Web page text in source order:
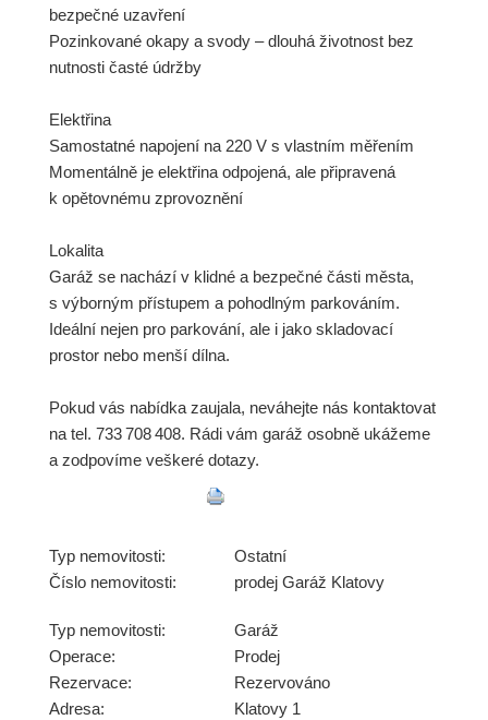
bezpečné uzavření
Pozinkované okapy a svody – dlouhá životnost bez
nutnosti časté údržby
Elektřina
Samostatné napojení na 220 V s vlastním měřením
Momentálně je elektřina odpojená, ale připravená
k opětovnému zprovoznění
Lokalita
Garáž se nachází v klidné a bezpečné části města,
s výborným přístupem a pohodlným parkováním.
Ideální nejen pro parkování, ale i jako skladovací
prostor nebo menší dílna.
Pokud vás nabídka zaujala, neváhejte nás kontaktovat
na tel. 733 708 408. Rádi vám garáž osobně ukážeme
a zodpovíme veškeré dotazy.
Typ nemovitosti:
Ostatní
Číslo nemovitosti:
prodej Garáž Klatovy
Typ nemovitosti:
Garáž
Operace:
Prodej
Rezervace:
Rezervováno
Adresa:
Klatovy 1